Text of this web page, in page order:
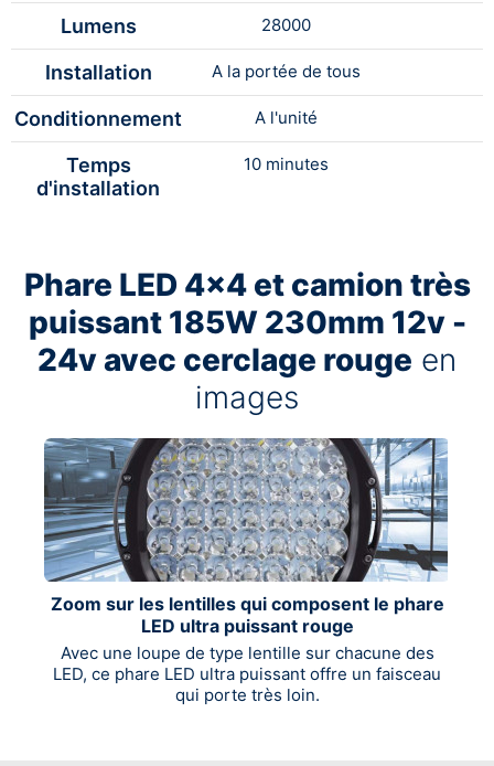
Lumens 28000
Installation A la portée de tous
Conditionnement A l'unité
Temps
d'installation
10 minutes
Phare LED 4x4 et camion très
puissant 185W 230mm 12v -
24v avec cerclage rouge en
images
Zoom sur les lentilles qui composent le phare
LED ultra puissant rouge
Avec une loupe de type lentille sur chacune des
LED, ce phare LED ultra puissant offre un faisceau
qui porte très loin.